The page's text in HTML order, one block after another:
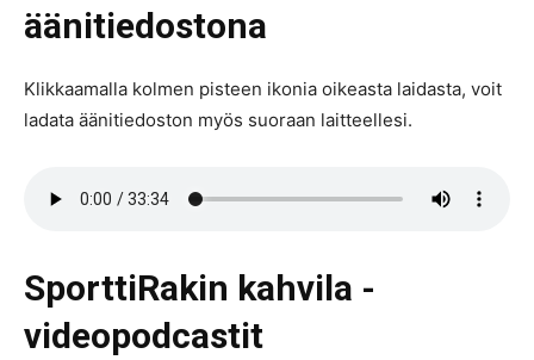
äänitiedostona
Klikkaamalla kolmen pisteen ikonia oikeasta laidasta, voit
ladata äänitiedoston myös suoraan laitteellesi.
SporttiRakin kahvila -
videopodcastit